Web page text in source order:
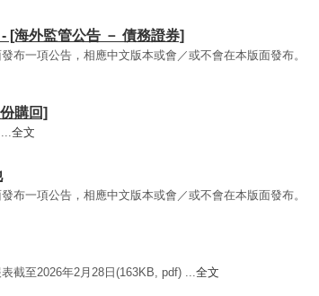
[海外監管公告 － 債務證券]
布一項公告，相應中文版本或會／或不會在本版面發布。
購回]
全文
布一項公告，相應中文版本或會／或不會在本版面發布。
截至2026年2月28日(163KB, pdf) ...全文